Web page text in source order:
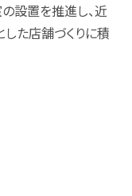
設置を推進し、近
た店舗づくりに積